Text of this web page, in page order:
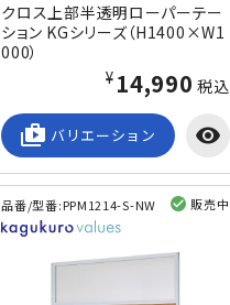
クロス上部半透明ローパーテー
ション KGシリーズ（H1400×W1
000）
¥14,990 税込
shop_2 バリエーション visibility
品番/型番:PPM1214-S-NW
販売中